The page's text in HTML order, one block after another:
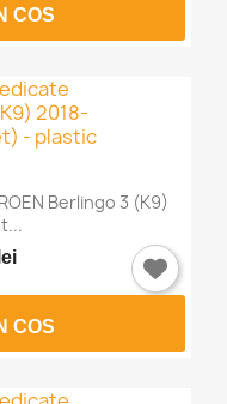
COS
Berlingo 3 (K9)
COS